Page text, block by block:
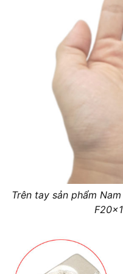
Trên tay sản phẩm